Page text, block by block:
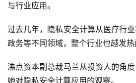
与行业应用。
过去几年，隐私安全计算从医疗行业
政务等不同领域，整个行业也越发热
沸点资本副总裁马兰从投资人的角
她对隐私安全计算应用的观察。